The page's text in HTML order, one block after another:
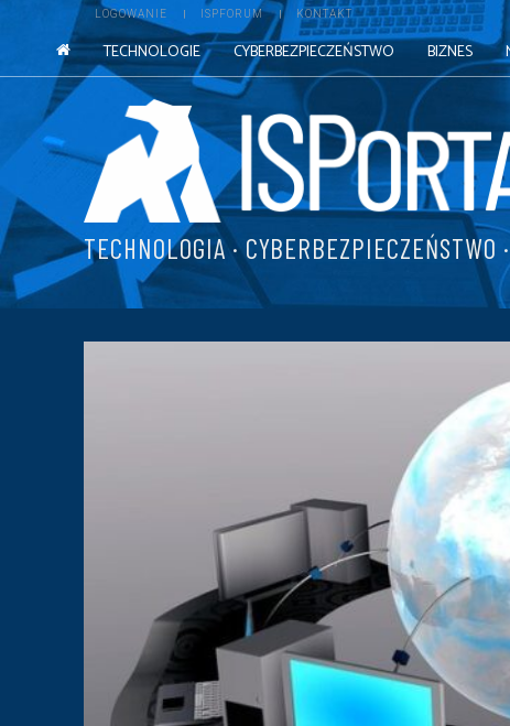
LOGOWANIE ISPFORUM KONTAKT
TECHNOLOGIE CYBERBEZPIECZEŃSTWO BIZNES
TECHNOLOGIA · CYBERBEZPIECZEŃSTWO